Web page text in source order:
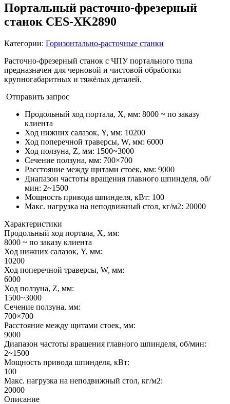
Портальный расточно-фрезерный
станок CES-XK2890
Категории: Горизонтально-расточные станки
Расточно-фрезерный станок с ЧПУ портального типа
предназначен для черновой и чистовой обработки
крупногабаритных и тяжёлых деталей.
Отправить запрос
Продольный ход портала, X, мм: 8000 ~ по заказу
клиента
Ход нижних салазок, Y, мм: 10200
Ход поперечной траверсы, W, мм: 6000
Ход ползуна, Z, мм: 1500~3000
Сечение ползуна, мм: 700×700
Расстояние между щитами стоек, мм: 9000
Диапазон частоты вращения главного шпинделя, об/
мин: 2~1500
Мощность привода шпинделя, кВт: 100
Макс. нагрузка на неподвижный стол, кг/м2: 20000
Характеристики
Продольный ход портала, X, мм:
8000 ~ по заказу клиента
Ход нижних салазок, Y, мм:
10200
Ход поперечной траверсы, W, мм:
6000
Ход ползуна, Z, мм:
1500~3000
Сечение ползуна, мм:
700×700
Расстояние между щитами стоек, мм:
9000
Диапазон частоты вращения главного шпинделя, об/мин:
2~1500
Мощность привода шпинделя, кВт:
100
Макс. нагрузка на неподвижный стол, кг/м2:
20000
Описание